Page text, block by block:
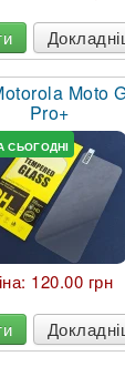
Moto
Pro+
СЬОГОДНІ
120.00 грн